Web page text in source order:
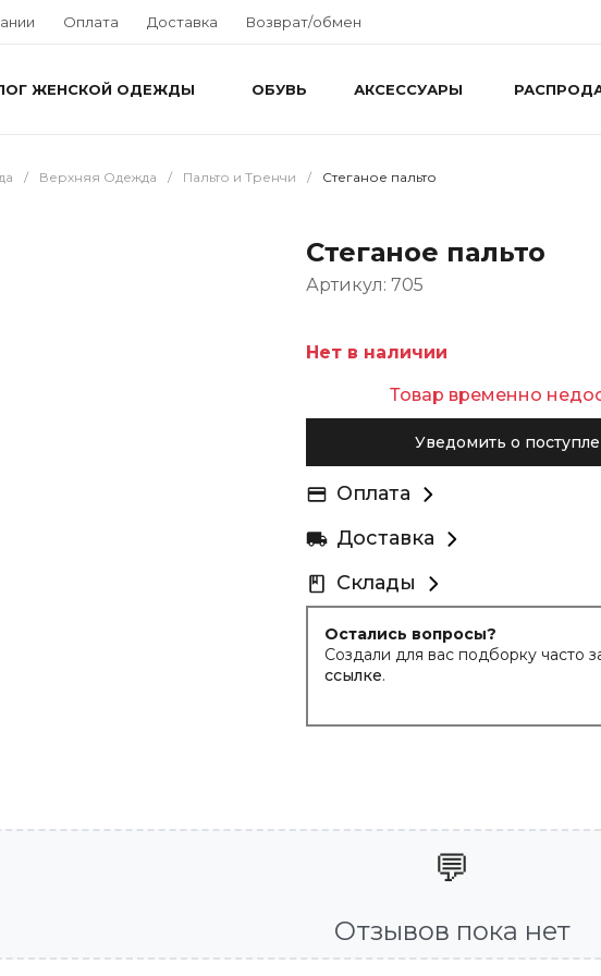
Оплата Доставка Возврат/обмен
ЖЕНСКОЙ ОДЕЖДЫ ОБУВЬ АКСЕССУАРЫ
/ Верхняя Одежда / Пальто и Тренчи / Стеганое пальто
Стеганое пальто
Артикул: 705
Нет в наличии
Товар временно
Уведомить о
Оплата
Доставка
Склады
Остались вопросы?
Создали для вас подборку часто
ссылке.
💬
Отзывов пока нет